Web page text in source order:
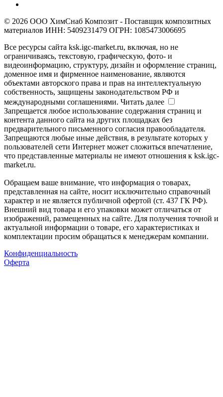
© 2026 ООО ХимСнаб Композит - Поставщик композитных
материалов ИНН: 5409231479 ОГРН: 1085473006695
Все ресурсы сайта ksk.igc-market.ru, включая, но не
ограничиваясь, текстовую, графическую, фото- и
видеоинформацию, структуру, дизайн и оформление страниц,
доменное имя и фирменное наименование, являются
объектами авторского права и прав на интеллектуальную
собственность, защищены законодательством РФ и
международными соглашениями. Читать далее
Запрещается любое использование содержания страниц и
контента данного сайта на других площадках без
предварительного письменного согласия правообладателя.
Запрещаются любые иные действия, в результате которых у
пользователей сети Интернет может сложиться впечатление,
что представленные материалы не имеют отношения к ksk.igc-
market.ru.
Обращаем ваше внимание, что информация о товарах,
представленная на сайте, носит исключительно справочный
характер и не является публичной офертой (ст. 437 ГК РФ).
Внешний вид товара и его упаковки может отличаться от
изображений, размещенных на сайте. Для получения точной и
актуальной информации о товаре, его характеристиках и
комплектации просим обращаться к менеджерам компании.
Конфиденциальность
Оферта